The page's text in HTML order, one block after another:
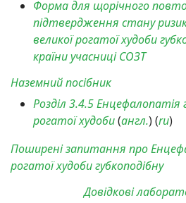
Форма для щорічного
підтвердження стану
великої рогатої худоби
країни учасниці СОЗТ
Наземний посібник
Розділ 3.4.5 Енцефалопатія
рогатої худоби(англ.) (ru)
Поширені запитання про
рогатої худоби губкоподібну
Довідкові